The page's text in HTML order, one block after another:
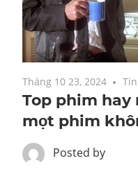
Tháng 10 23, 2024
Top phim
mọt phim
Posted by